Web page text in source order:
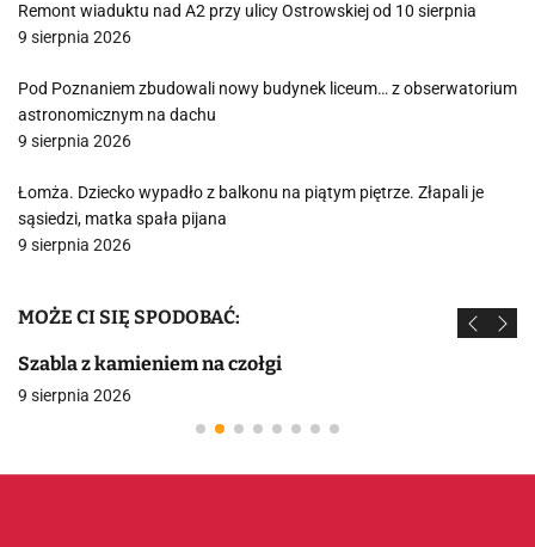
Remont wiaduktu nad A2 przy ulicy Ostrowskiej od 10 sierpnia
9 sierpnia 2026
Pod Poznaniem zbudowali nowy budynek liceum… z obserwatorium
astronomicznym na dachu
9 sierpnia 2026
Łomża. Dziecko wypadło z balkonu na piątym piętrze. Złapali je
sąsiedzi, matka spała pijana
9 sierpnia 2026
MOŻE CI SIĘ SPODOBAĆ:
Szabla z kamieniem na czołgi
9 sierpnia 2026